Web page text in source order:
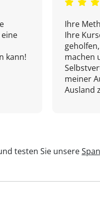
kann!
Ihre
Ihre
machen
meiner
Ausland
testen Sie unsere